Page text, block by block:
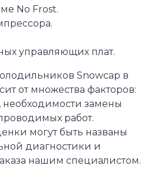
No Frost.
управляющих плат.
Snowcap в
от множества факторов:
необходимости замены
работ.
могут быть названы
диагностики и
нашим специалистом.